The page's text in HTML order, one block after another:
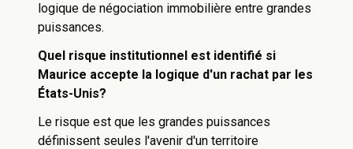
logique de négociation immobilière entre grandes
puissances.
Quel risque institutionnel est identifié si
Maurice accepte la logique d'un rachat par les
États-Unis?
Le risque est que les grandes puissances
définissent seules l'avenir d'un territoire